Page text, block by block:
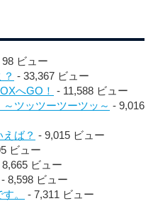
98 ビュー
- 33,367 ビュー
へGO！ - 11,588 ビュー
ツッツーツーツッ～ - 9,016
ば？ - 9,015 ビュー
ビュー
8,665 ビュー
- 8,598 ビュー
。
- 7,311 ビュー